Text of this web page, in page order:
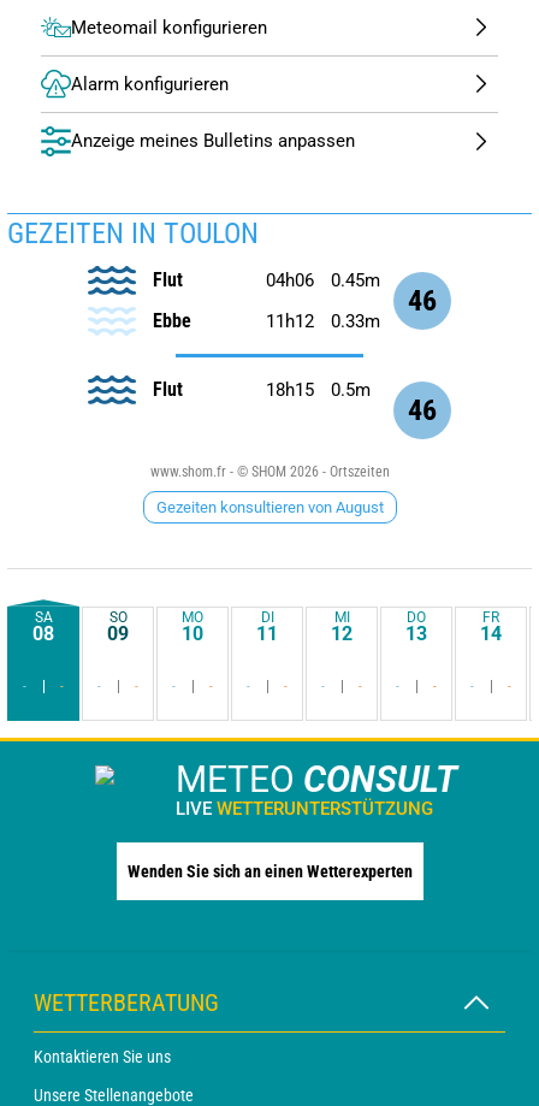
Meteomail konfigurieren
Alarm konfigurieren
Anzeige meines Bulletins anpassen
GEZEITEN IN TOULON
46
Flut 04h06 0.45m
Ebbe 11h12 0.33m
46
Flut 18h15 0.5m
www.shom.fr - © SHOM 2026 - Ortszeiten
Gezeiten konsultieren von August
SA
08
- -
SO
09
- -
MO
10
- -
DI
11
- -
MI
12
- -
DO
13
- -
FR
14
- -
METEO CONSULT
LIVE WETTERUNTERSTÜTZUNG
Wenden Sie sich an einen Wetterexperten
WETTERBERATUNG
Kontaktieren Sie uns
Unsere Stellenangebote